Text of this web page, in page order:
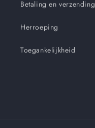
Betaling en verzending
Herroeping
Toegankelijkheid